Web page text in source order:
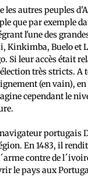
autres peuples
que par exemple
l'une des
Kinkimba, Buelo et
Si leur accès était
très stricts. A
(en vain),
cependant le
navigateur portugais
En 1483, il
contre de
le pays aux